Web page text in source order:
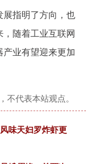
指明了方向，也
随着工业互联网
业有望迎来更加
不代表本站观点。
味天妇罗炸虾更